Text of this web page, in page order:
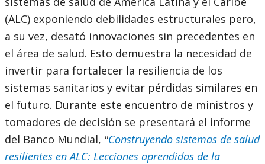
(ALC) exponiendo debilidades estructurales pero,
a su vez, desató innovaciones sin precedentes en
el área de salud. Esto demuestra la necesidad de
invertir para fortalecer la resiliencia de los
sistemas sanitarios y evitar pérdidas similares en
el futuro. Durante este encuentro de ministros y
tomadores de decisión se presentará el informe
del Banco Mundial, "Construyendo sistemas de salud
resilientes en ALC: Lecciones aprendidas de la